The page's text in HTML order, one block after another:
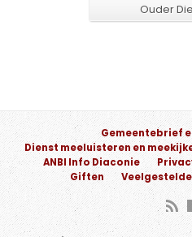
Ouder
Gemeentebrief
Dienst meeluisteren en
ANBI Info Diaconie
Giften